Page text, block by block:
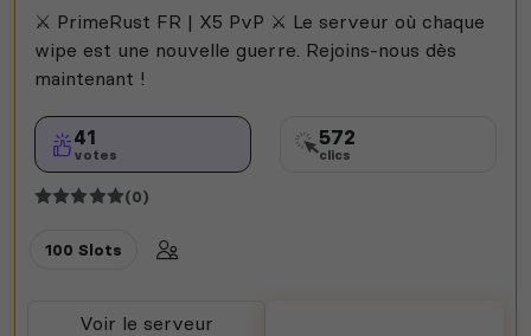
⚔️ PrimeRust FR | X5 PvP ⚔️ Le serveur où chaque
wipe est une nouvelle guerre. Rejoins-nous dès
maintenant !
41
votes
572
clics
(0)
100 Slots
Voir le serveur